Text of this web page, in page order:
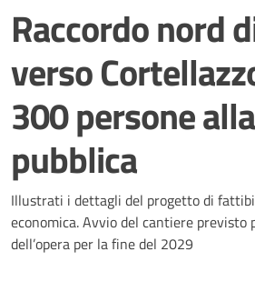
Raccordo nord
verso
300 persone
pubblica
Dettagli della
Illustrati i dettagli del progetto di
economica. Avvio del cantiere previsto
dell’opera per la fine del 2029